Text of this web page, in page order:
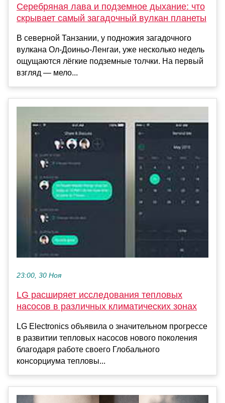
Серебряная лава и подземное дыхание: что
скрывает самый загадочный вулкан планеты
В северной Танзании, у подножия загадочного
вулкана Ол-Доиньо-Ленгаи, уже несколько недель
ощущаются лёгкие подземные толчки. На первый
взгляд — мело...
23:00, 30 Ноя
LG расширяет исследования тепловых
насосов в различных климатических зонах
LG Electronics объявила о значительном прогрессе
в развитии тепловых насосов нового поколения
благодаря работе своего Глобального
консорциума тепловы...